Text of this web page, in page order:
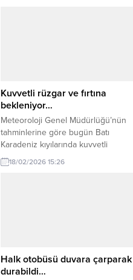
Kuvvetli rüzgar ve fırtına
bekleniyor…
Meteoroloji Genel Müdürlüğü’nün
tahminlerine göre bugün Batı
Karadeniz kıyılarında kuvvetli
rüzgar ve fırtına bekleniyor. Yapılan
son değerlendirmelere göre;
ulaşımda aksamalar, çatı uçması,
ağaç devrilmesi,...
18/02/2026 15:26
Halk otobüsü duvara çarparak
durabildi…